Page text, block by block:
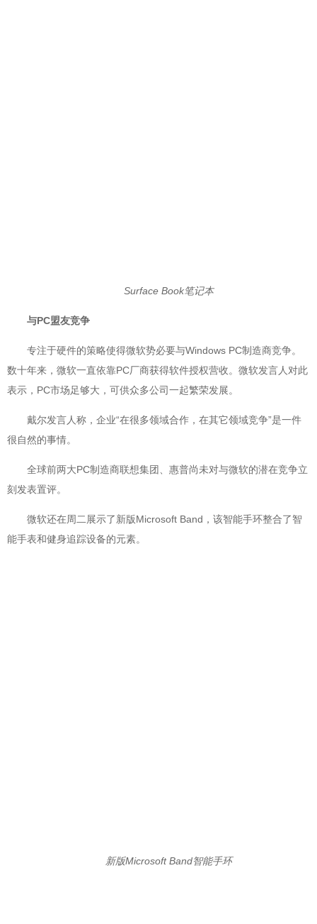
Surface Book笔记本
与PC盟友竞争
专注于硬件的策略使得微软势必要与Windows PC制造商竞争。
数十年来，微软一直依靠PC厂商获得软件授权营收。微软发言人对此
表示，PC市场足够大，可供众多公司一起繁荣发展。
戴尔发言人称，企业“在很多领域合作，在其它领域竞争”是一件
很自然的事情。
全球前两大PC制造商联想集团、惠普尚未对与微软的潜在竞争立
刻发表置评。
微软还在周二展示了新版Microsoft Band，该智能手环整合了智
能手表和健身追踪设备的元素。
新版Microsoft Band智能手环